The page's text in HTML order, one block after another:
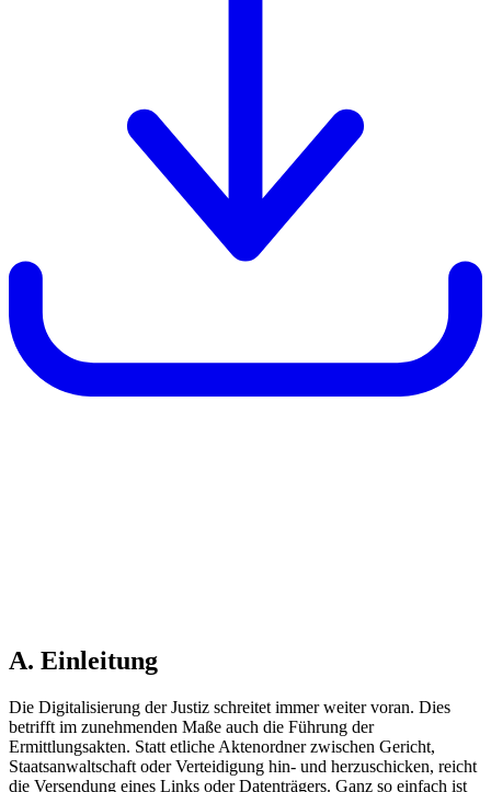
A. Einleitung
Die Digitalisierung der Justiz schreitet immer weiter voran. Dies
betrifft im zunehmenden Maße auch die Führung der
Ermittlungsakten. Statt etliche Aktenordner zwischen Gericht,
Staatsanwaltschaft oder Verteidigung hin- und herzuschicken, reicht
die Versendung eines Links oder Datenträgers. Ganz so einfach ist